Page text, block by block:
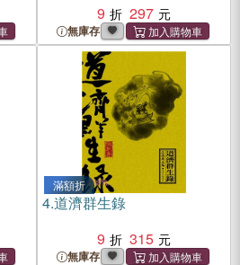
9
297
無庫存
滿額折
4.道濟群生錄
9
315
無庫存